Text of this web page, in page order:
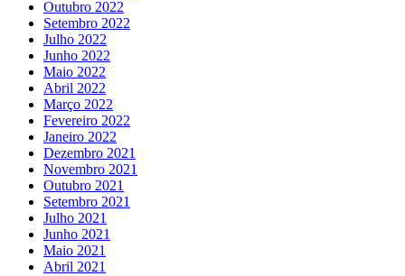
Outubro 2022
Setembro 2022
Julho 2022
Junho 2022
Maio 2022
Abril 2022
Março 2022
Fevereiro 2022
Janeiro 2022
Dezembro 2021
Novembro 2021
Outubro 2021
Setembro 2021
Julho 2021
Junho 2021
Maio 2021
Abril 2021